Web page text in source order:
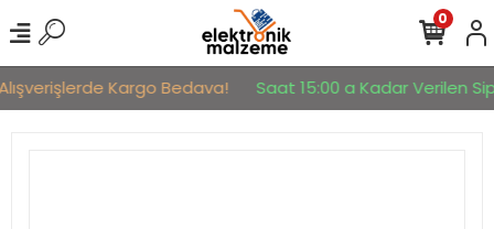
Kargo Bedava! Saat 15:00 a Kadar Verilen
0